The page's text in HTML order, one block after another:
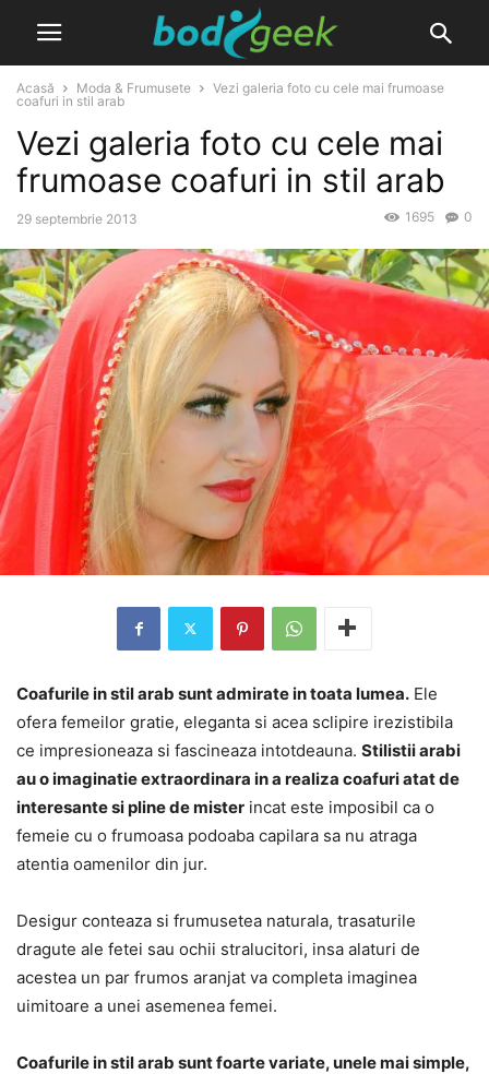
Acasă Moda & Frumusete
Vezi galeria foto cu cele mai frumoase
coafuri in stil arab
Vezi galeria foto cu cele mai
frumoase coafuri in stil arab
29 septembrie 2013 0
1695
Coafurile in stil arab sunt admirate in toata lumea. Ele
ofera femeilor gratie, eleganta si acea sclipire irezistibila
ce impresioneaza si fascineaza intotdeauna. Stilistii arabi
au o imaginatie extraordinara in a realiza coafuri atat de
interesante si pline de mister incat este imposibil ca o
femeie cu o frumoasa podoaba capilara sa nu atraga
atentia oamenilor din jur.
Desigur conteaza si frumusetea naturala, trasaturile
dragute ale fetei sau ochii stralucitori, insa alaturi de
acestea un par frumos aranjat va completa imaginea
uimitoare a unei asemenea femei.
Coafurile in stil arab sunt foarte variate, unele mai simple,